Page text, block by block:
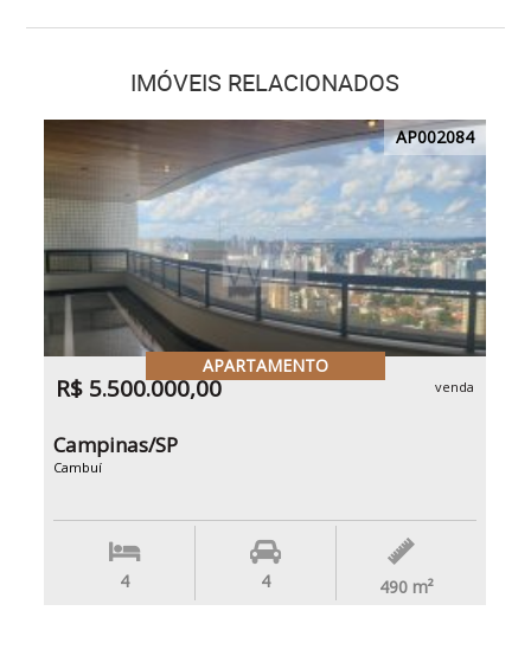
IMÓVEIS RELACIONADOS
AP002084
APARTAMENTO
R$ 5.500.000,00 venda
Campinas/SP
Cambuí
4 4 490 m²